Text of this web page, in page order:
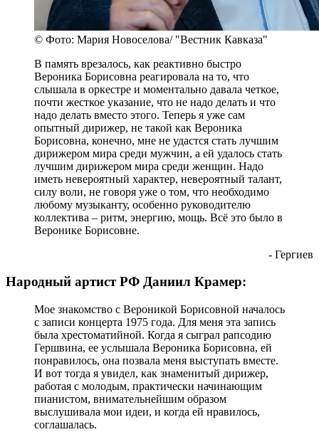
© Фото: Мария Новоселова/ "Вестник Кавказа"
В память врезалось, как реактивно быстро
Вероника Борисовна реагировала на то, что
слышала в оркестре и моментально давала четкое,
почти жесткое указание, что не надо делать и что
надо делать вместо этого. Теперь я уже сам
опытный дирижер, не такой как Вероника
Борисовна, конечно, мне не удастся стать лучшим
дирижером мира среди мужчин, а ей удалось стать
лучшим дирижером мира среди женщин. Надо
иметь невероятный характер, невероятный талант,
силу воли, не говоря уже о том, что необходимо
любому музыканту, особенно руководителю
коллектива – ритм, энергию, мощь. Всё это было в
Веронике Борисовне.
- Гергиев
Народный артист РФ Даниил Крамер:
Мое знакомство с Вероникой Борисовной началось
с записи концерта 1975 года. Для меня эта запись
была хрестоматийной. Когда я сыграл рапсодию
Гершвина, ее услышала Вероника Борисовна, ей
понравилось, она позвала меня выступать вместе.
И вот тогда я увидел, как знаменитый дирижер,
работая с молодым, практически начинающим
пианистом, внимательнейшим образом
выслушивала мои идеи, и когда ей нравилось,
соглашалась.